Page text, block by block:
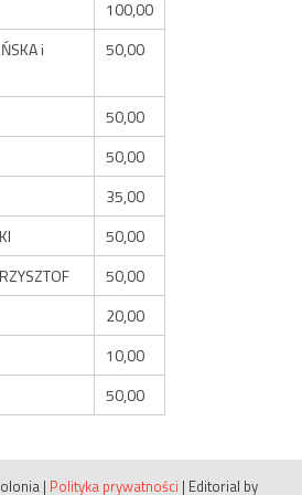
100,00
i
50,00
50,00
50,00
35,00
50,00
50,00
20,00
10,00
50,00
| Polityka prywatności | Editorial by